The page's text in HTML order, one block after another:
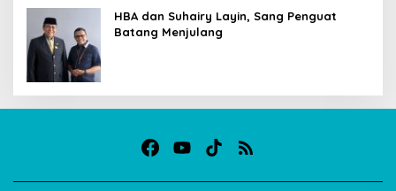
HBA dan Suhairy Layin, Sang Penguat
Batang Menjulang